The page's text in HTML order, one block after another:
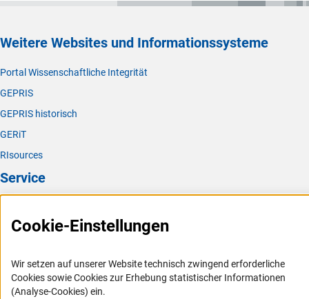
Weitere Websites und Informationssysteme
Portal Wissenschaftliche Integrität
GEPRIS
GEPRIS historisch
GERiT
RIsources
Service
FAQ
Logo und Corporate Design
RSS-Feeds
Cookie-Einstellungen
Wir setzen auf unserer Website technisch zwingend erforderliche
Cookies sowie Cookies zur Erhebung statistischer Informationen
(Analyse-Cookies) ein.